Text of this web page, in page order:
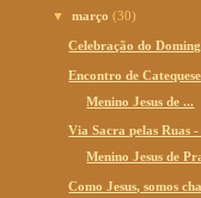
▼março(30)
Celebração do
Encontro de
Menino Jesus de ...
Via Sacra pelas Ruas
Menino Jesus de
Como Jesus, somos